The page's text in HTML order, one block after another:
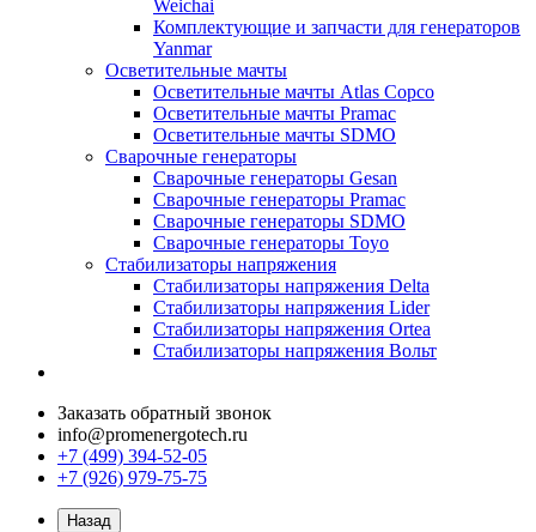
Weichai
Комплектующие и запчасти для генераторов
Yanmar
Осветительные мачты
Осветительные мачты Atlas Copco
Осветительные мачты Pramac
Осветительные мачты SDMO
Сварочные генераторы
Сварочные генераторы Gesan
Сварочные генераторы Pramac
Сварочные генераторы SDMO
Сварочные генераторы Toyo
Стабилизаторы напряжения
Стабилизаторы напряжения Delta
Стабилизаторы напряжения Lider
Стабилизаторы напряжения Ortea
Стабилизаторы напряжения Вольт
Заказать обратный звонок
info@promenergotech.ru
+7 (499) 394-52-05
+7 (926) 979-75-75
Назад